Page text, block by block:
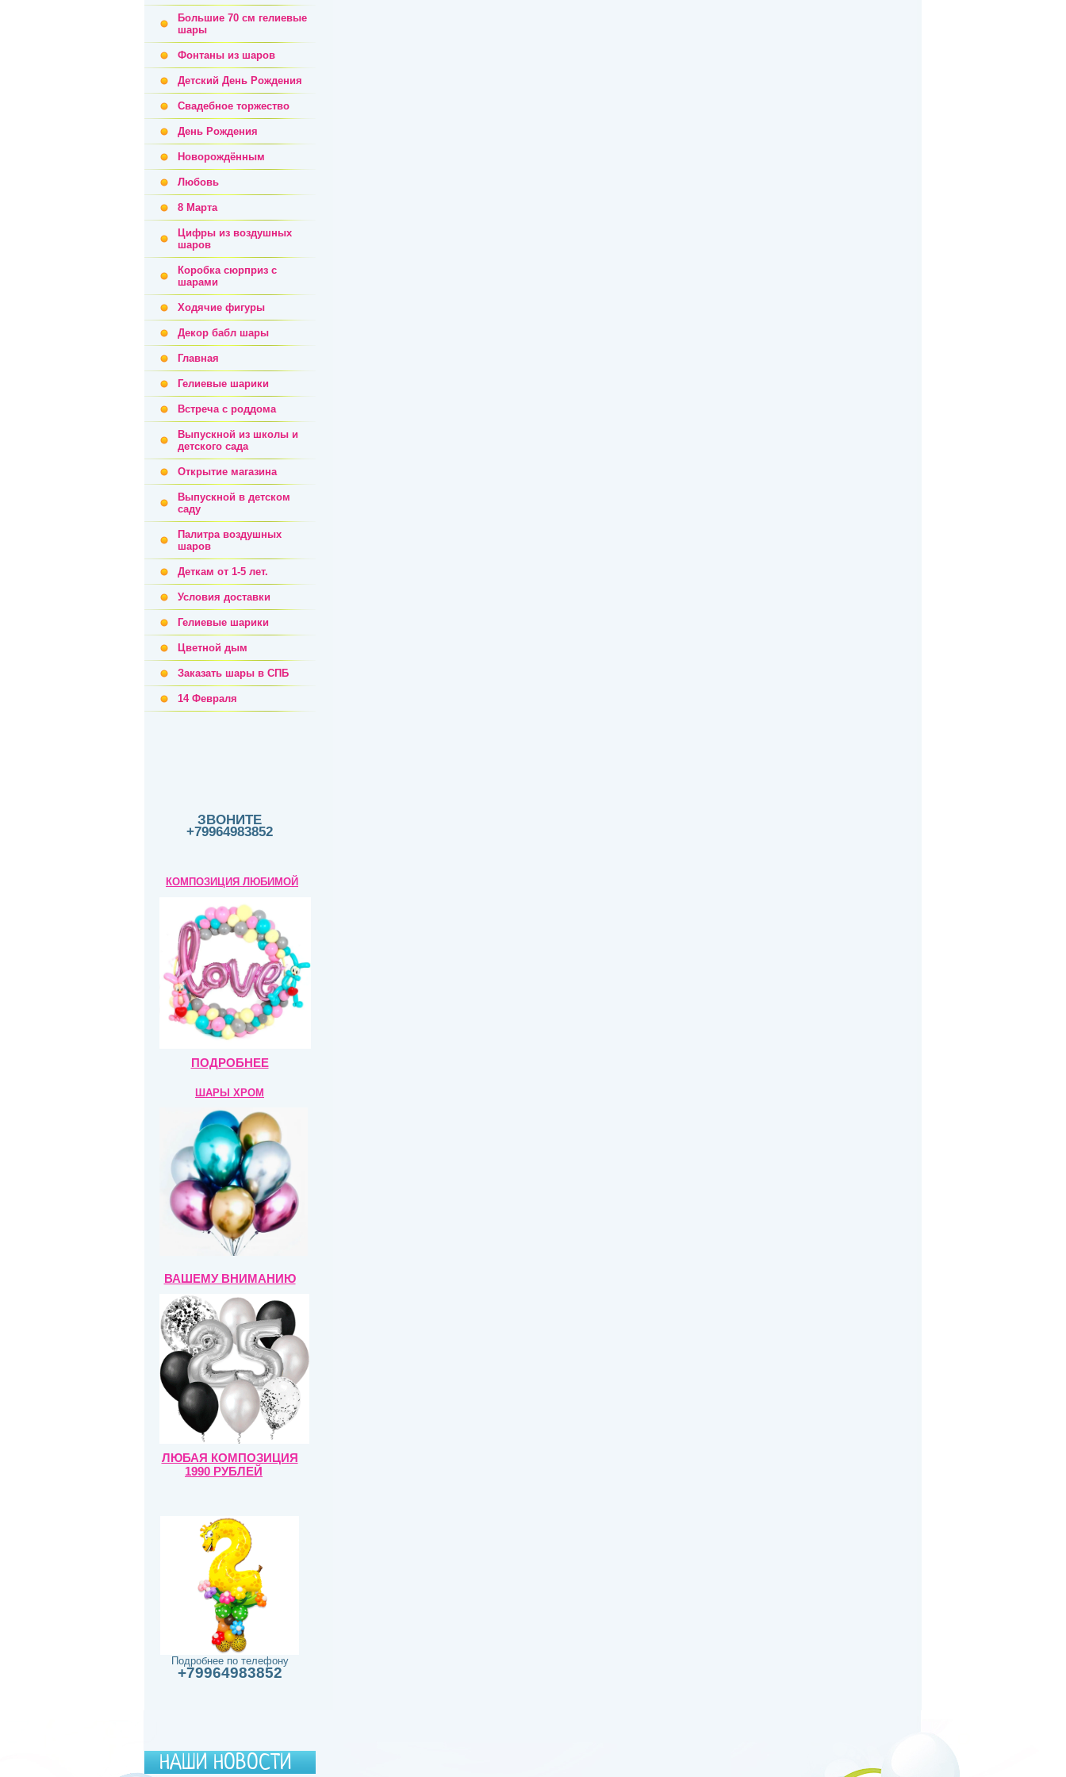
Большие 70 см гелиевые
шары
Фонтаны из шаров
Детский День Рождения
Свадебное торжество
День Рождения
Новорождённым
Любовь
8 Марта
Цифры из воздушных
шаров
Коробка сюрприз с
шарами
Ходячие фигуры
Декор бабл шары
Главная
Гелиевые шарики
Встреча с роддома
Выпускной из школы и
детского сада
Открытие магазина
Выпускной в детском
саду
Палитра воздушных
шаров
Деткам от 1-5 лет.
Условия доставки
Гелиевые шарики
Цветной дым
Заказать шары в СПБ
14 Февраля
ЗВОНИТЕ
+79964983852
КОМПОЗИЦИЯ ЛЮБИМОЙ
ПОДРОБНЕЕ
ШАРЫ ХРОМ
ВАШЕМУ ВНИМАНИЮ
ЛЮБАЯ КОМПОЗИЦИЯ
1990 РУБЛЕЙ
Подробнее по телефону
+79964983852
НАШИ НОВОСТИ